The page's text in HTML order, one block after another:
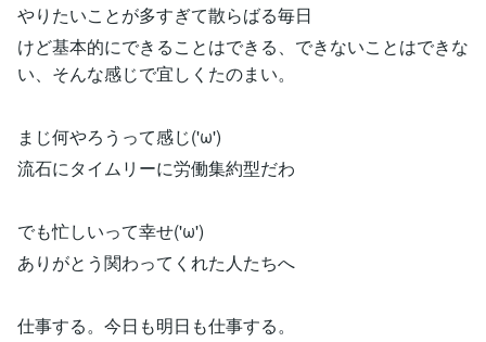
やりたいことが多すぎて散らばる毎日
けど基本的にできることはできる、できないことはできな
い、そんな感じで宜しくたのまい。
まじ何やろうって感じ('ω')
流石にタイムリーに労働集約型だわ
でも忙しいって幸せ('ω')
ありがとう関わってくれた人たちへ
仕事する。今日も明日も仕事する。